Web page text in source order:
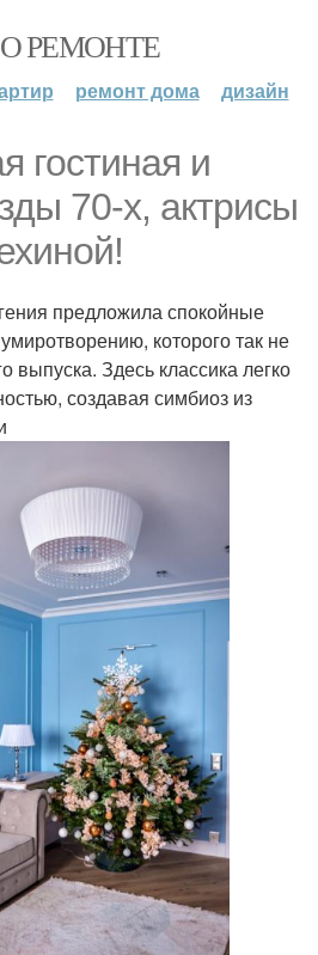
РЕМОНТЕ
ремонт дома дизайн
гостиная и
70-х, актрисы
предложила спокойные
которого так не
выпуска. Здесь классика легко
создавая симбиоз из